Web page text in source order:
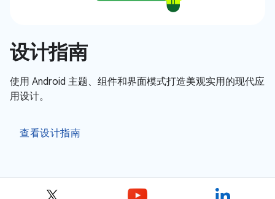
设计指南
使用 Android 主题、组件和界面模式打造美观实用的现代应
用设计。
查看设计指南